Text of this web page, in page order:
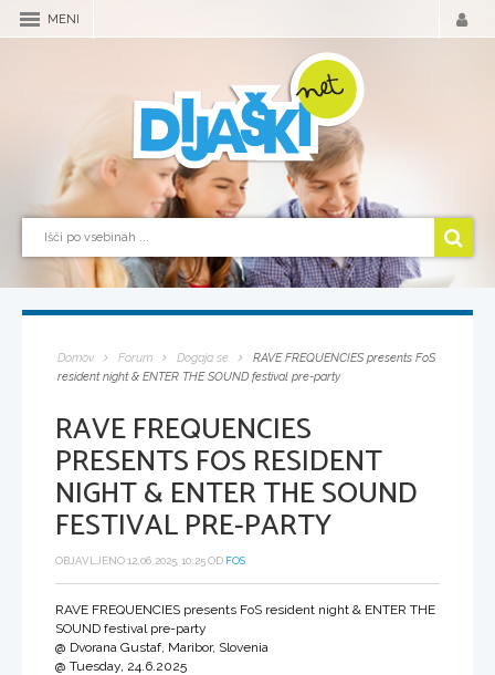
MENI
Domov Forum Dogaja se
RAVE FREQUENCIES presents FoS
resident night & ENTER THE SOUND festival pre-party
RAVE FREQUENCIES
PRESENTS FOS RESIDENT
NIGHT & ENTER THE SOUND
FESTIVAL PRE-PARTY
OBJAVLJENO 12.06.2025, 10:25 OD FOS
RAVE FREQUENCIES presents FoS resident night & ENTER THE
SOUND festival pre-party
@ Dvorana Gustaf, Maribor, Slovenia
@ Tuesday, 24.6.2025